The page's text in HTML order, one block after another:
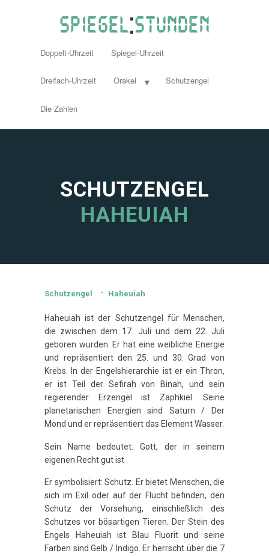
Doppelt-Uhrzeit Spiegel-Uhrzeit
Dreifach-Uhrzeit Orakel Schutzengel
Die Zahlen
SCHUTZENGEL
HAHEUIAH
Schutzengel Haheuiah
Haheuiah ist der Schutzengel für Menschen,
die zwischen dem 17. Juli und dem 22. Juli
geboren wurden. Er hat eine weibliche Energie
und repräsentiert den 25. und 30. Grad von
Krebs. In der Engelshierarchie ist er ein Thron,
er ist Teil der Sefirah von Binah, und sein
regierender Erzengel ist Zaphkiel. Seine
planetarischen Energien sind Saturn / Der
Mond und er repräsentiert das Element Wasser.
Sein Name bedeutet: Gott, der in seinem
eigenen Recht gut ist
Er symbolisiert: Schutz. Er bietet Menschen, die
sich im Exil oder auf der Flucht befinden, den
Schutz der Vorsehung, einschließlich des
Schutzes vor bösartigen Tieren. Der Stein des
Engels Haheuiah ist Blau Fluorit und seine
Farben sind Gelb / Indigo. Er herrscht über die 7